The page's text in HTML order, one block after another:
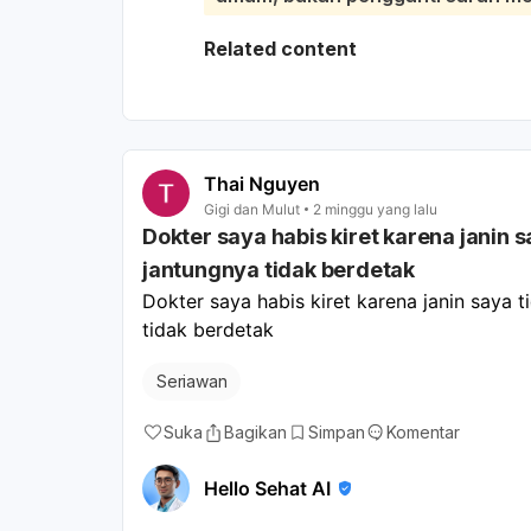
tertentu seperti anemia, gangguan
terasa ke gigi juga bisa karena luka
dan bila perlu menyarankan
ini, hindari makanan pedas, asam,
cukup; dan bisa berkumur air
cocok. Jika sariawan tidak sembuh
kambuh, atau disertai demam/
Related content
Thai Nguyen
Gigi dan Mulut 2 minggu yang lalu
Dokter saya habis kiret karena janin
jantungnya tidak berdetak
Dokter saya habis kiret karena janin saya
tidak berdetak
Seriawan
Suka Bagikan Simpan Komentar
Hello Sehat AI